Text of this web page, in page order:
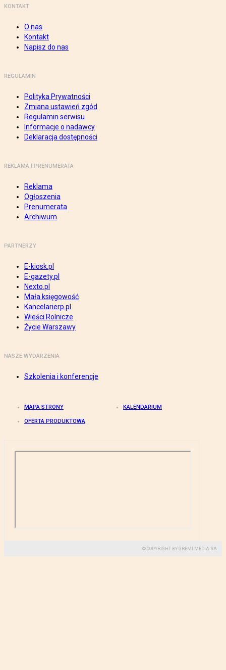
KONTAKT
O nas
Kontakt
Napisz do nas
REGULAMIN
Polityka Prywatności
Zmiana ustawień zgód
Regulamin serwisu
Informacje o nadawcy
Deklaracja dostępności
REKLAMA I PRENUMERATA
Reklama
Ogłoszenia
Prenumerata
Archiwum
PARTNERZY
E-kiosk.pl
E-gazety.pl
Nexto.pl
Mała księgowość
Kancelarierp.pl
Wieści Rolnicze
Życie Warszawy
NASZE WYDARZENIA
Szkolenia i konferencje
MAPA STRONY KALENDARIUM
OFERTA PRODUKTOWA
© COPYRIGHT BY GREMI MEDIA SA